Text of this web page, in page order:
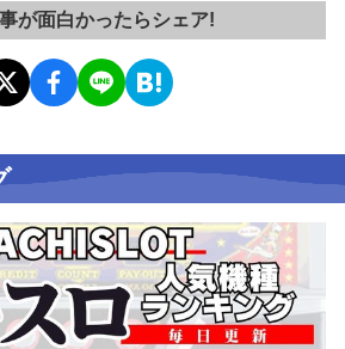
が面白かったらシェア!